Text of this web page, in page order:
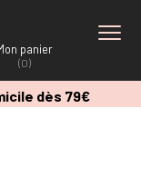
panier
(0)
dès 79€